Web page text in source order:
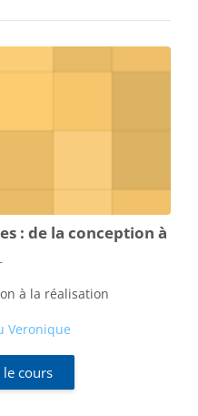
: de la conception à
à la réalisation
Veronique
cours